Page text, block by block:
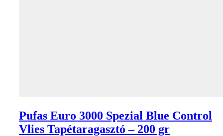
Pufas Euro 3000 Spezial Blue Control
Vlies Tapétaragasztó – 200 gr